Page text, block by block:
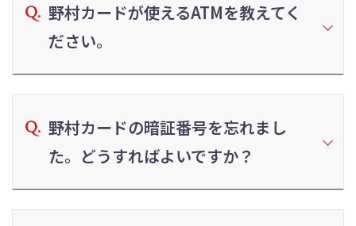
野村カードが使えるATMを教えてく
ださい。
野村カードの暗証番号を忘れまし
た。どうすればよいですか？